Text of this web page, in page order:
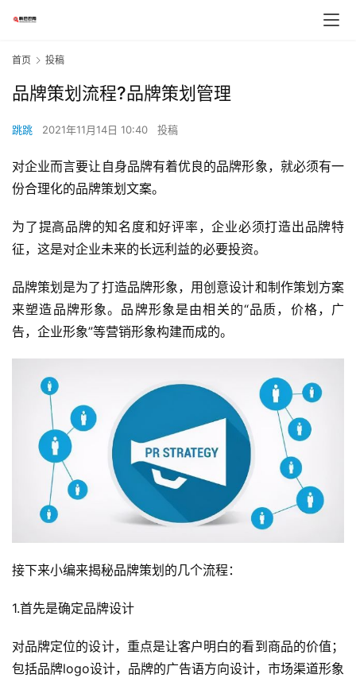
首页 投稿
品牌策划流程?品牌策划管理
跳跳 2021年11月14日 10:40 投稿
对企业而言要让自身品牌有着优良的品牌形象，就必须有一
份合理化的品牌策划文案。
为了提高品牌的知名度和好评率，企业必须打造出品牌特
征，这是对企业未来的长远利益的必要投资。
品牌策划是为了打造品牌形象，用创意设计和制作策划方案
来塑造品牌形象。品牌形象是由相关的“品质，价格，广
告，企业形象”等营销形象构建而成的。
接下来小编来揭秘品牌策划的几个流程：
1.首先是确定品牌设计
对品牌定位的设计，重点是让客户明白的看到商品的价值；
包括品牌logo设计，品牌的广告语方向设计，市场渠道形象